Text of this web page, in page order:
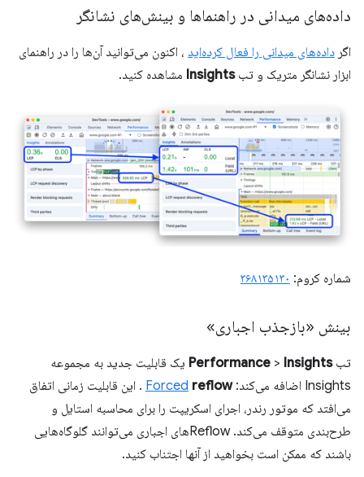
داده‌های میدانی در راهنماها و بینش‌های نشانگر
اگر داده‌های میدانی را فعال کرده‌اید ، اکنون می‌توانید آن‌ها را در راهنمای
ابزار نشانگر متریک و تبInsights مشاهده کنید.
شماره کروم: ۳۶۸۱۳۵۱۳۰
بینش «بازجذب اجباری»
تب Performance > Insights
یک قابلیت جدید به مجموعه
Insights اضافه می‌کند:
Forced reflow
. این قابلیت زمانی اتفاق
می‌افتد که موتور رندر، اجرای اسکریپت را برای محاسبه استایل و
طرح‌بندی متوقف می‌کند. Reflowهای اجباری می‌توانند گلوگاه‌هایی
باشند که ممکن است بخواهید از آنها اجتناب کنید.